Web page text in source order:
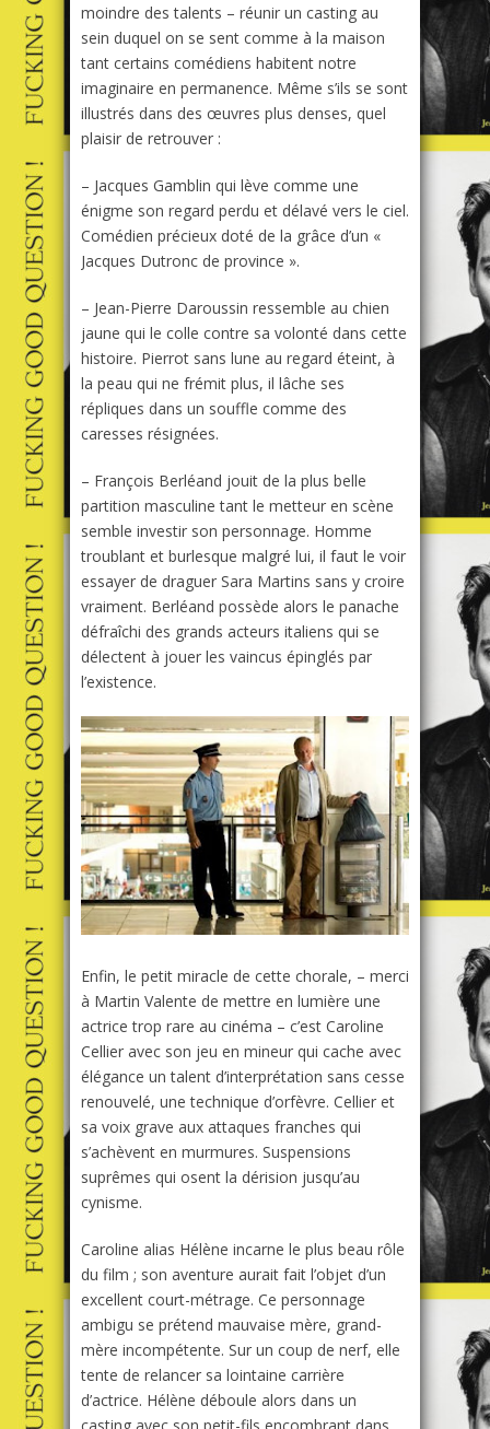
moindre des talents – réunir un casting au
sein duquel on se sent comme à la maison
tant certains comédiens habitent notre
imaginaire en permanence. Même s’ils se sont
illustrés dans des œuvres plus denses, quel
plaisir de retrouver :
– Jacques Gamblin qui lève comme une
énigme son regard perdu et délavé vers le ciel.
Comédien précieux doté de la grâce d’un «
Jacques Dutronc de province ».
– Jean-Pierre Daroussin ressemble au chien
jaune qui le colle contre sa volonté dans cette
histoire. Pierrot sans lune au regard éteint, à
la peau qui ne frémit plus, il lâche ses
répliques dans un souffle comme des
caresses résignées.
– François Berléand jouit de la plus belle
partition masculine tant le metteur en scène
semble investir son personnage. Homme
troublant et burlesque malgré lui, il faut le voir
essayer de draguer Sara Martins sans y croire
vraiment. Berléand possède alors le panache
défraîchi des grands acteurs italiens qui se
délectent à jouer les vaincus épinglés par
l’existence.
Enfin, le petit miracle de cette chorale, – merci
à Martin Valente de mettre en lumière une
actrice trop rare au cinéma – c’est Caroline
Cellier avec son jeu en mineur qui cache avec
élégance un talent d’interprétation sans cesse
renouvelé, une technique d’orfèvre. Cellier et
sa voix grave aux attaques franches qui
s’achèvent en murmures. Suspensions
suprêmes qui osent la dérision jusqu’au
cynisme.
Caroline alias Hélène incarne le plus beau rôle
du film ; son aventure aurait fait l’objet d’un
excellent court-métrage. Ce personnage
ambigu se prétend mauvaise mère, grand-
mère incompétente. Sur un coup de nerf, elle
tente de relancer sa lointaine carrière
d’actrice. Hélène déboule alors dans un
casting avec son petit-fils encombrant dans